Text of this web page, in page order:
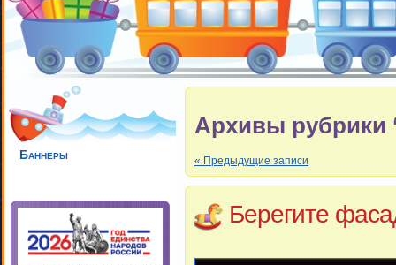
Баннеры
Архивы рубрики
« Предыдущие записи
Берегите